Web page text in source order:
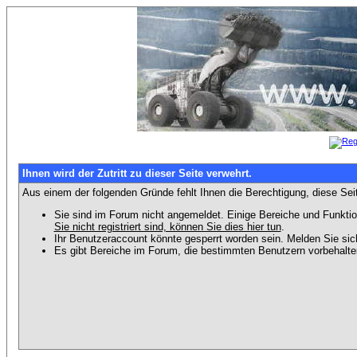
Ihnen wird der Zutritt zu dieser Seite verwehrt.
Aus einem der folgenden Gründe fehlt Ihnen die Berechtigung, diese
Sie sind im Forum nicht angemeldet. Einige Bereiche und
Sie nicht registriert sind, können Sie dies hier tun.
Ihr Benutzeraccount könnte gesperrt worden sein. Melden Sie
Es gibt Bereiche im Forum, die bestimmten Benutzern